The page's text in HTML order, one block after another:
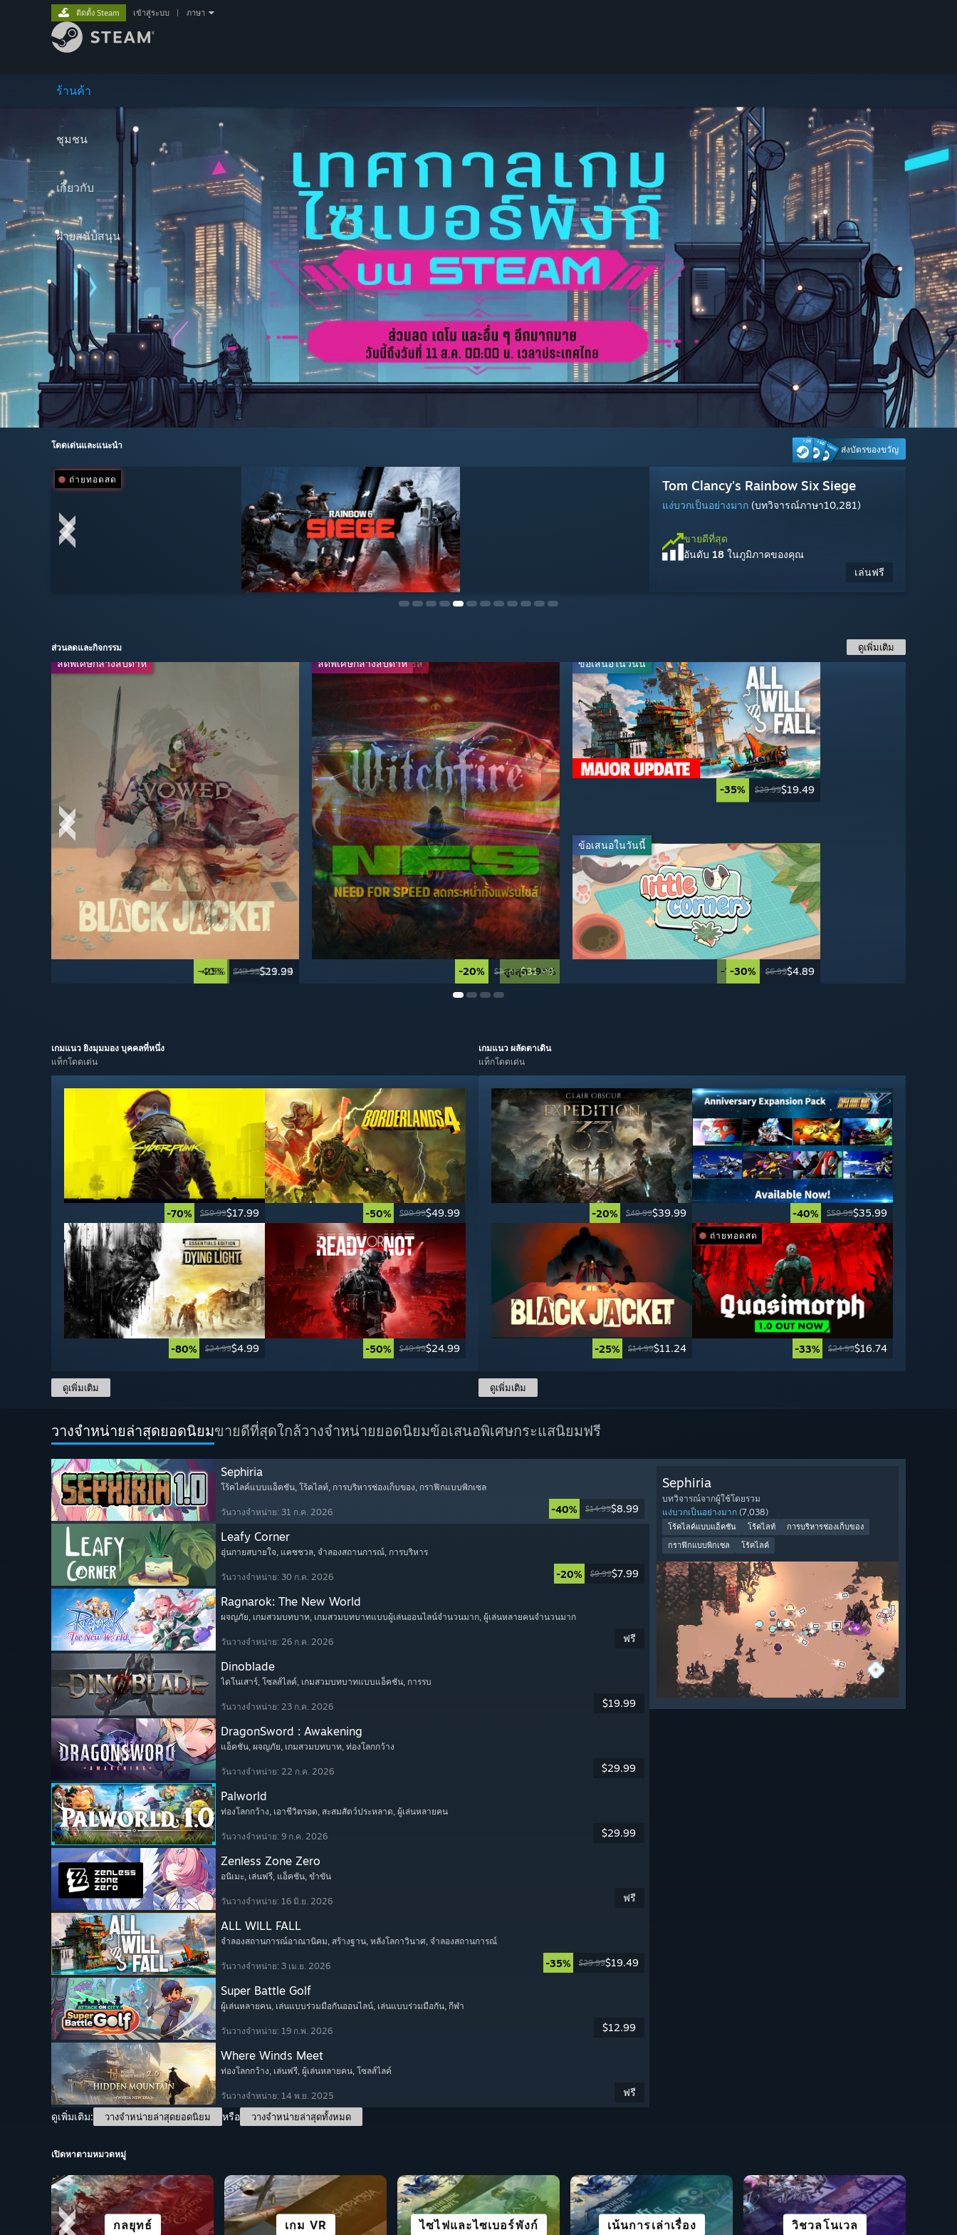
ร้านค้า
ชุมชน
เกี่ยวกับ
ฝ่ายสนับสนุน
ติดตั้ง Steam เข้าสู่ระบบ ภาษา
โดดเด่นและแนะนำ ส่งบัตรของขวัญ
Marvel's Spider-Man 2
แง่บวกเป็นอย่างมาก (บทวิจารณ์ภาษา222)
ขายดีที่สุด
อันดับ 7ในภูมิภาคของคุณ
$40.19
Dead by Daylight
แง่บวกเป็นอย่างมาก (บทวิจารณ์ภาษา12,900)
ขายดีที่สุด
อันดับ 20 ในภูมิภาคของคุณ
$19.99
Wuthering Waves
แง่บวกเป็นอย่างมาก (บทวิจารณ์ภาษา850)
ขายดีที่สุด
อันดับ 19 ในภูมิภาคของคุณ
เล่นฟรี
MARVEL Tōkon: Fighting Souls
พร้อมใช้งาน: 6 ส.ค. 2026
สั่งซื้อล่วงหน้าได้แล้วตอนนี้
เตรียมวางจำหน่าย 6 ส.ค. 2026
$59.99
ถ่ายทอดสด Tom Clancy's Rainbow Six Siege
แง่บวกเป็นอย่างมาก (บทวิจารณ์ภาษา10,281)
ขายดีที่สุด
อันดับ 18 ในภูมิภาคของคุณ
เล่นฟรี
Escape from Tarkov
ผสมกัน(บทวิจารณ์ภาษา315)
ขายดีที่สุด
อันดับ 26 ในภูมิภาคของคุณ
$49.99
Ragnarok: The New World
แง่ลบเป็นส่วนมาก(บทวิจารณ์ภาษา548)
ขายดีที่สุด
อันดับ 24 ในภูมิภาคของคุณ
เล่นฟรี
Palworld
แง่บวกเป็นอย่างยิ่ง(บทวิจารณ์ภาษา1,875)
ขายดีที่สุด
อันดับ 10 ในภูมิภาคของคุณ
$29.99
Counter-Strike 2
แง่บวกเป็นอย่างมาก (บทวิจารณ์ภาษา25,260)
ขายดีที่สุด
อันดับ 4ในภูมิภาคของคุณ
เล่นฟรี
Steam Machine
อันดับ 3
Marvel Rivals
ผสมกัน(บทวิจารณ์ภาษา1,414)
ขายดีที่สุด
อันดับ 8ในภูมิภาคของคุณ
เล่นฟรี
Warframe
แง่บวกเป็นอย่างมาก (บทวิจารณ์ภาษา4,193)
ขายดีที่สุด
อันดับ 15 ในภูมิภาคของคุณ
เล่นฟรี
ส่วนลดและกิจกรรม ดูเพิ่มเติม
ลดพิเศษกลางสัปดาห์
-40% $49.99$29.99
ลดพิเศษกลางสัปดาห์
-20% $39.99$31.99
ข้อเสนอในวันนี้
-35% $29.99$19.49
ข้อเสนอในวันนี้
-30% $6.99$4.89
ลดพิเศษกลางสัปดาห์
-25% $14.99$11.24
ลดกระหน่ำทั้งแฟรนไชส์
สูงสุด -95%
-33% $59.99$40.19
-70% $59.99$17.99
-20% $49.99 $39.99
-67% $49.99$16.49
-80% $49.99$9.99
-60% $59.99$23.99
-60% $49.99$19.99
-50% $49.99 $24.99
-30% $19.99 $13.99
-50% $59.99$29.99
-50% $7.99$3.99
-20% $24.99 $19.99
-30% $39.99$27.99
-95% $69.99 $3.49
เกมแนว ยิงมุมมอง บุคคลที่หนึ่ง
แท็กโดดเด่น
-70% $59.99$17.99 -50% $99.99$49.99
-80% $24.99$4.99 -50% $49.99$24.99
ดูเพิ่มเติม
เกมแนว ผลัดตาเดิน
แท็กโดดเด่น
-20% $49.99$39.99 -40% $59.99$35.99
-25% $14.99$11.24 -33% $24.99$16.74
ถ่ายทอดสด
ดูเพิ่มเติม
วางจำหน่ายล่าสุดยอดนิยมขายดีที่สุดใกล้วางจำหน่ายยอดนิยมข้อเสนอพิเศษกระแสนิยมฟรี
Sephiria
โร้คไลค์แบบแอ็คชัน, โร้คไลท์, การบริหารช่องเก็บของ, กราฟิกแบบพิกเซล
วันวางจำหน่าย: 31 ก.ค. 2026 -40% $14.99$8.99
Leafy Corner
อุ่นกายสบายใจ, แคชชวล, จำลองสถานการณ์, การบริหาร
วันวางจำหน่าย: 30 ก.ค. 2026 -20% $9.99$7.99
Ragnarok: The New World
ผจญภัย, เกมสวมบทบาท, เกมสวมบทบาทแบบผู้เล่นออนไลน์จำนวนมาก, ผู้เล่นหลายคนจำนวนมาก
วันวางจำหน่าย: 26 ก.ค. 2026 ฟรี
Dinoblade
ไดโนเสาร์, โซลส์ไลค์, เกมสวมบทบาทแบบแอ็คชัน, การรบ
วันวางจำหน่าย: 23 ก.ค. 2026 $19.99
DragonSword : Awakening
แอ็คชัน, ผจญภัย, เกมสวมบทบาท, ท่องโลกกว้าง
วันวางจำหน่าย: 22 ก.ค. 2026 $29.99
Palworld
ท่องโลกกว้าง, เอาชีวิตรอด, สะสมสัตว์ประหลาด, ผู้เล่นหลายคน
วันวางจำหน่าย: 9 ก.ค. 2026 $29.99
Zenless Zone Zero
อนิเมะ, เล่นฟรี, แอ็คชัน, ขำขัน
วันวางจำหน่าย: 16 มิ.ย. 2026 ฟรี
ALL WILL FALL
จำลองสถานการณ์อาณานิคม, สร้างฐาน, หลังโลกาวินาศ, จำลองสถานการณ์
วันวางจำหน่าย: 3 เม.ย. 2026 -35% $29.99$19.49
Super Battle Golf
ผู้เล่นหลายคน, เล่นแบบร่วมมือกันออนไลน์, เล่นแบบร่วมมือกัน, กีฬา
วันวางจำหน่าย: 19 ก.พ. 2026 $12.99
Where Winds Meet
ท่องโลกกว้าง, เล่นฟรี, ผู้เล่นหลายคน, โซลส์ไลค์
วันวางจำหน่าย: 14 พ.ย. 2025
ฟรี
ดูเพิ่มเติม:
วางจำหน่ายล่าสุดยอดนิยม หรือ วางจำหน่ายล่าสุดทั้งหมด
Sephiria
บทวิจารณ์จากผู้ใช้โดยรวม
แง่บวกเป็นอย่างมาก (7,038)
โร้คไลค์แบบแอ็คชัน โร้คไลท์
การบริหารช่องเก็บของ
กราฟิกแบบพิกเซล
โร้คไลค์
เปิดหาตามหมวดหมู่
กลยุทธ์ เกม VR ไซไฟและไซเบอร์พังก์ เน้นการเล่าเรื่อง วิชวลโนเวล
สวมบทบาท แอ็คชัน ผจญภัย เอาชีวิตรอด โร้คไลค์
เล่นฟรี ต่อสู้
เมืองและการตั้ง
อาณานิคม
แข่งความเร็ว ปริศนา
สยองขวัญ
เล่นได้ดีบน STEAM
DECK
อนิเมะ ท่องโลกกว้าง จำลองสถานการณ์